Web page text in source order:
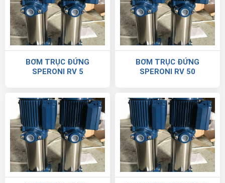
BƠM TRỤC ĐỨNG
SPERONI RV 5
BƠM TRỤC ĐỨNG
SPERONI RV 50